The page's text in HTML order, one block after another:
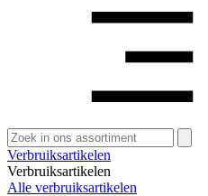
Zoeken
naar:
Verbruiksartikelen
Verbruiksartikelen
Alle verbruiksartikelen